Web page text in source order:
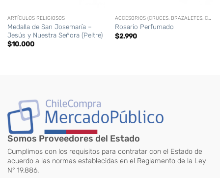
ARTÍCULOS RELIGIOSOS
Medalla de San Josemaría –
Jesús y Nuestra Señora (Peltre)
$10.000
ACCESORIOS (CRUCES, BRAZALETES, CORONAS,CIRIOS PERSONALIZADOS, ETC)
Rosario Perfumado
$2.990
Somos Proveedores del Estado
Cumplimos con los requisitos para contratar con el Estado de
acuerdo a las normas establecidas en el Reglamento de la Ley
N° 19.886.